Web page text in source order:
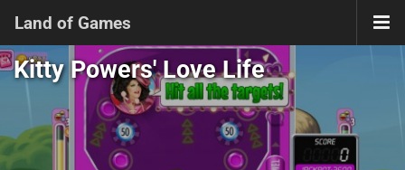
Land of Games
Kitty Powers' Love Life